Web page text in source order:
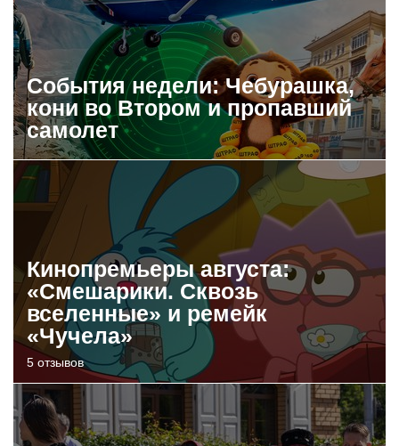
События недели: Чебурашка,
кони во Втором и пропавший
самолет
Кинопремьеры августа:
«Смешарики. Сквозь
вселенные» и ремейк
«Чучела»
5 отзывов